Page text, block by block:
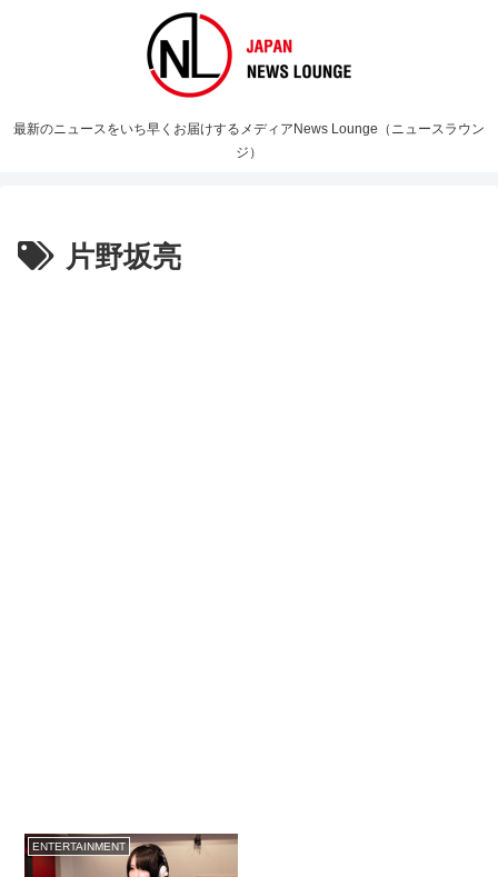
最新のニュースをいち早くお届けするメディアNews Lounge（ニュースラウン
ジ）
片野坂亮
ENTERTAINMENT